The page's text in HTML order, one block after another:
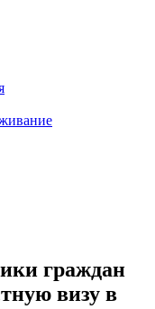
граждан
визу в